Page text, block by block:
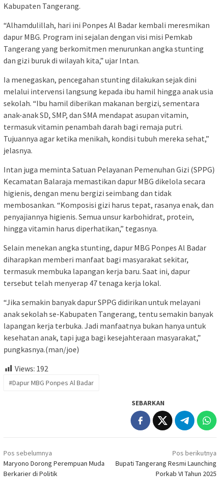
Kabupaten Tangerang.
“Alhamdulillah, hari ini Ponpes Al Badar kembali meresmikan
dapur MBG. Program ini sejalan dengan visi misi Pemkab
Tangerang yang berkomitmen menurunkan angka stunting
dan gizi buruk di wilayah kita,” ujar Intan.
Ia menegaskan, pencegahan stunting dilakukan sejak dini
melalui intervensi langsung kepada ibu hamil hingga anak usia
sekolah. “Ibu hamil diberikan makanan bergizi, sementara
anak-anak SD, SMP, dan SMA mendapat asupan vitamin,
termasuk vitamin penambah darah bagi remaja putri.
Tujuannya agar ketika menikah, kondisi tubuh mereka sehat,”
jelasnya.
Intan juga meminta Satuan Pelayanan Pemenuhan Gizi (SPPG)
Kecamatan Balaraja memastikan dapur MBG dikelola secara
higienis, dengan menu bergizi seimbang dan tidak
membosankan. “Komposisi gizi harus tepat, rasanya enak, dan
penyajiannya higienis. Semua unsur karbohidrat, protein,
hingga vitamin harus diperhatikan,” tegasnya.
Selain menekan angka stunting, dapur MBG Ponpes Al Badar
diharapkan memberi manfaat bagi masyarakat sekitar,
termasuk membuka lapangan kerja baru. Saat ini, dapur
tersebut telah menyerap 47 tenaga kerja lokal.
“Jika semakin banyak dapur SPPG didirikan untuk melayani
anak sekolah se-Kabupaten Tangerang, tentu semakin banyak
lapangan kerja terbuka. Jadi manfaatnya bukan hanya untuk
kesehatan anak, tapi juga bagi kesejahteraan masyarakat,”
pungkasnya.(man/joe)
Views: 192
#Dapur MBG Ponpes Al Badar
SEBARKAN
Navigasi
pos
Pos sebelumnya
Maryono Dorong Perempuan Muda
Berkarier di Politik
Pos berikutnya
Bupati Tangerang Resmi Launching
Porkab VI Tahun 2025